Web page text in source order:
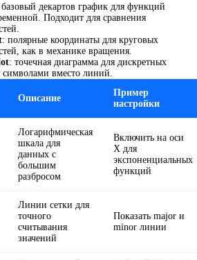
декартов график для функций
Подходит для сравнения
: полярные координаты для круговых
как в механике вращения.
: точечная диаграмма для дискретных
вместо линий.
Описание
Пример
настройки
Логарифмическая
шкала для
данных с
большим
разбросом
Включить на оси
X для
экспоненциальных
функций
Линии сетки для
точного
считывания
значений
Показать major и
minor линии